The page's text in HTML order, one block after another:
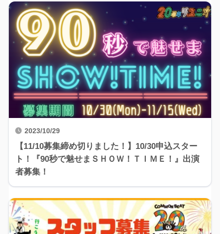
2023/10/29
【11/10募集締め切りました！】10/30申込スター
ト！『90秒で魅せまＳＨＯＷ！ＴＩＭＥ！』出演
者募集！